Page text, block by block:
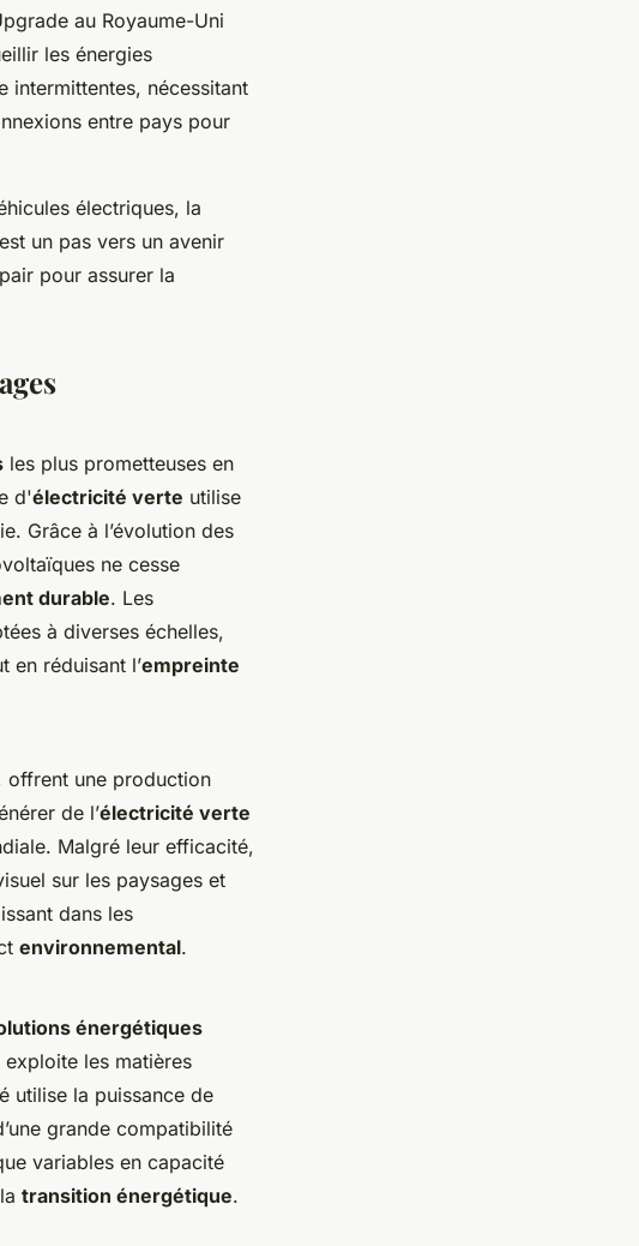
au Royaume-Uni
les énergies
intermittentes, nécessitant
entre pays pour
électriques, la
un pas vers un avenir
pour assurer la
les plus prometteuses en
d'électricité verte utilise
Grâce à l’évolution des
ne cesse
durable. Les
à diverses échelles,
en réduisant l’empreinte
offrent une production
de l’électricité verte
Malgré leur efficacité,
sur les paysages et
dans les
environnemental.
énergétiques
les matières
utilise la puissance de
grande compatibilité
variables en capacité
transition énergétique.